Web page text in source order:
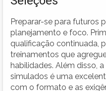
Preparar-se para futuros
planejamento e foco.
qualificação continuada,
treinamentos que
habilidades. Além disso,
simulados é uma
com o formato e as